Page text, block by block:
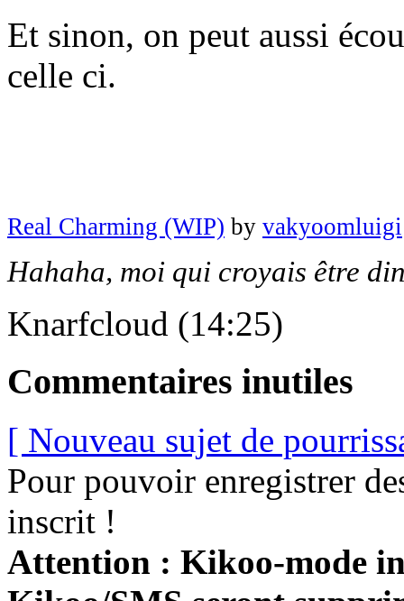
Et sinon, on peut aussi
celle ci.
Real Charming (WIP) by vakyoomluigi
Hahaha, moi qui croyais être
Knarfcloud (14:25)
Commentaires inutiles
[ Nouveau sujet de
Pour pouvoir enregistrer
inscrit !
Attention : Kikoo-mode